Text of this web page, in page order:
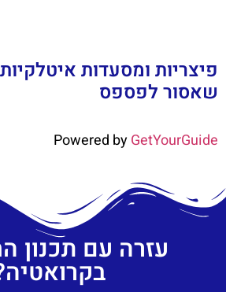
פיצריות ומסעדות
שאסור לפספס
Powered byGetYourGuide
עזרה עם תכנון